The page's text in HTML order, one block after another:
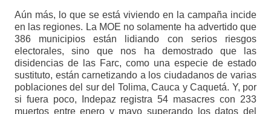
Aún más, lo que se está viviendo en la campaña incide
en las regiones. La MOE no solamente ha advertido que
386 municipios están lidiando con serios riesgos
electorales, sino que nos ha demostrado que las
disidencias de las Farc, como una especie de estado
sustituto, están carnetizando a los ciudadanos de varias
poblaciones del sur del Tolima, Cauca y Caquetá. Y, por
si fuera poco, Indepaz registra 54 masacres con 233
muertos entre enero y mayo superando los datos del